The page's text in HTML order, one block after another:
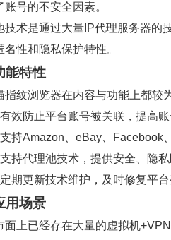
账号的不安全因素。
技术是通过大量IP代理服务器的
名性和隐私保护特性。
能特性
指纹浏览器在内容与功能上都较
有效防止平台账号被关联，提高
支持Amazon、eBay、Facebook
支持代理池技术，提供安全、隐
定期更新技术维护，及时修复平
用场景
面上已经存在大量的虚拟机